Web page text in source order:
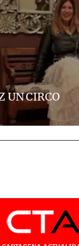
UN CIRCO